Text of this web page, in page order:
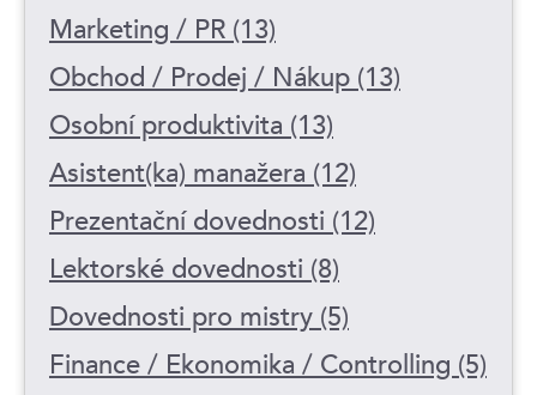
Marketing / PR (13)
Obchod / Prodej / Nákup (13)
Osobní produktivita (13)
Asistent(ka) manažera (12)
Prezentační dovednosti (12)
Lektorské dovednosti (8)
Dovednosti pro mistry (5)
Finance / Ekonomika / Controlling (5)